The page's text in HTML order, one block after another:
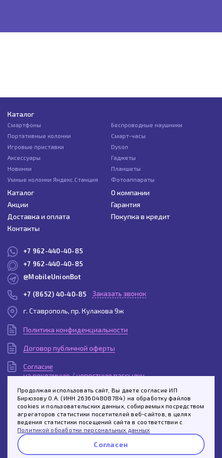
Продолжая использовать сайт, Вы даете согласие ИП
Бирюзову О.А. (ИНН 263604808784) на обработку файлов
cookies и пользовательских данных, собираемых посредством
агрегаторов статистики посетителей веб-сайтов, в целях
ведения статистики посещений сайта в соответствии с
Политикой обработки персональных данных
Согласен
Каталог
Смартфоны
Беспроводные наушники
Портативные колонки
Смарт-часы
Игровые приставки
Dyson
Аксессуары
Гаджеты
Новинки
Планшеты
Умные колонки Яндекс.Станция
Фотоаппараты
Каталог
О компании
Акции
Гарантия
Доставка и оплата
Покупка в кредит
Контакты
+7 962-440-40-85
+7 962-440-40-85
@MobileUnionBot
+7 (8652) 40-40-85 Заказать звонок
г. Ставрополь, пр. Кулакова 9ж
Политика конфиденциальности
Договор публичной оферты
Согласие
на рекламную / новостную рассылку
Согласие
на обработку персональных данных
Пользовательское
соглашение